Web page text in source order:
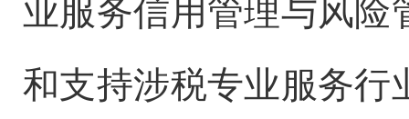
业服务信用管理与风险
和支持涉税专业服务行